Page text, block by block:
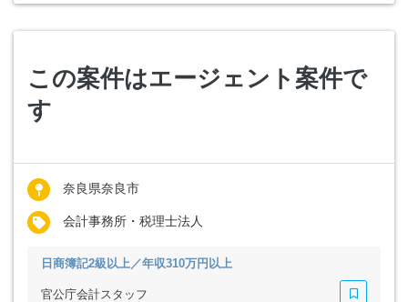
この案件はエージェント案件で
す
奈良県奈良市
会計事務所・税理士法人
日商簿記2級以上／年収310万円以上
官公庁会計スタッフ